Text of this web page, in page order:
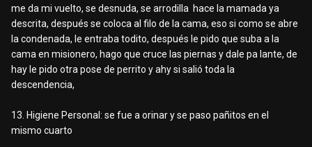
me da mi vuelto, se desnuda, se arrodilla hace la mamada ya
descrita, después se coloca al filo de la cama, eso si como se abre
la condenada, le entraba todito, después le pido que suba a la
cama en misionero, hago que cruce las piernas y dale pa lante, de
hay le pido otra pose de perrito y ahy si salió toda la
descendencia,
13. Higiene Personal: se fue a orinar y se paso pañitos en el
mismo cuarto